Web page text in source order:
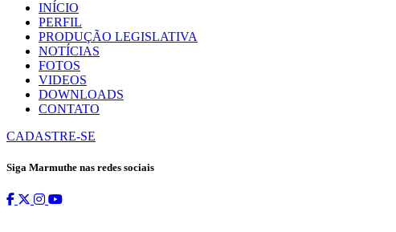
INÍCIO
PERFIL
PRODUÇÃO LEGISLATIVA
NOTÍCIAS
FOTOS
VIDEOS
DOWNLOADS
CONTATO
CADASTRE-SE
Siga Marmuthe nas redes sociais